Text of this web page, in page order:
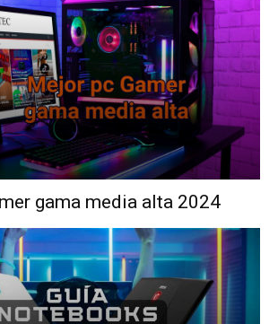
gama media alta 2024